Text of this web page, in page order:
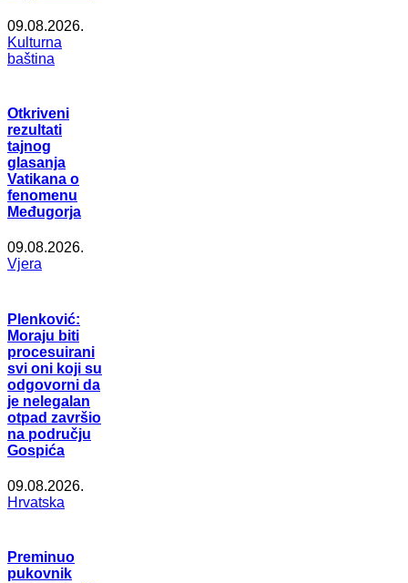
09.08.2026.
Kulturna
baština
Otkriveni
rezultati
tajnog
glasanja
Vatikana o
fenomenu
Međugorja
09.08.2026.
Vjera
Plenković:
Moraju biti
procesuirani
svi oni koji su
odgovorni da
je nelegalan
otpad završio
na području
Gospića
09.08.2026.
Hrvatska
Preminuo
pukovnik